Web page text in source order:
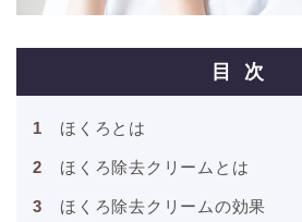
目次
ほくろとは
ほくろ除去クリームとは
ほくろ除去クリームの効果